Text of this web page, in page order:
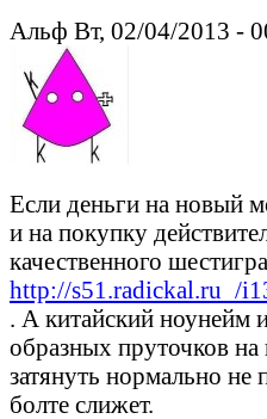
Альф Вт, 02/04/2013 -
Если деньги на новый
и на покупку
качественного
http://s51.radickal.ru_/
. А китайский ноунейм
образных пруточков
затянуть нормально не
болте слижет.